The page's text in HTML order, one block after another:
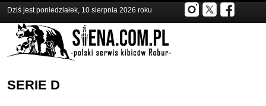
Dziś jest poniedziałek, 10 sierpnia 2026 roku
SERIE D